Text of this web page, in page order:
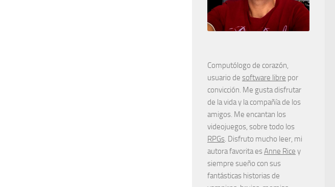
Computólogo de corazón,
usuario de software libre por
convicción. Me gusta disfrutar
de la vida y la compañía de los
amigos. Me encantan los
videojuegos, sobre todo los
RPGs. Disfruto mucho leer, mi
autora favorita esAnne Rice y
siempre sueño con sus
fantásticas historias de